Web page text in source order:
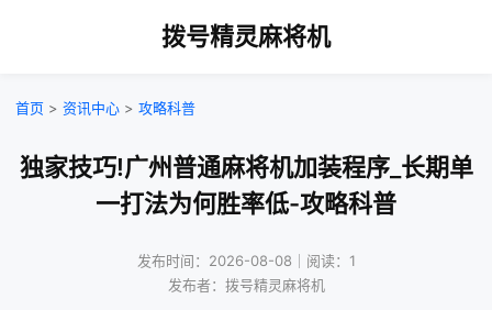
拨号精灵麻将机
首页 > 资讯中心 > 攻略科普
独家技巧!广州普通麻将机加装程序_长期单
一打法为何胜率低-攻略科普
发布时间：2026-08-08｜阅读：1
发布者：拨号精灵麻将机